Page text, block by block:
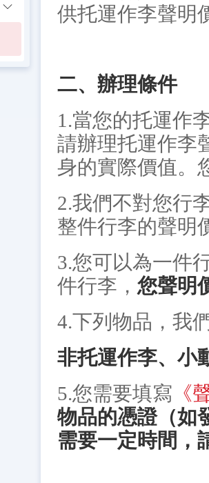
供托運作李聲明
二、辦理條件
1.當您的托運作
請辦理托運作李
身的實際價值。
2.我們不對您行
整件行李的聲明
3.您可以為一件
件行李， 您聲明
4.下列物品，我
非托運作李、小
5.您需要填寫 《
物品的憑證（如
需要一定時間，